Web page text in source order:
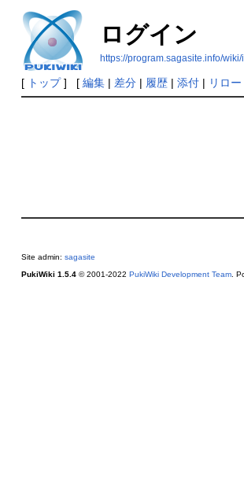
ログイン
https://program.sagasite.info/
[ トップ] [ 編集| 差分| 履歴| 添付| リロー
Site admin: sagasite
PukiWiki 1.5.4© 2001-2022 PukiWiki Development Team.